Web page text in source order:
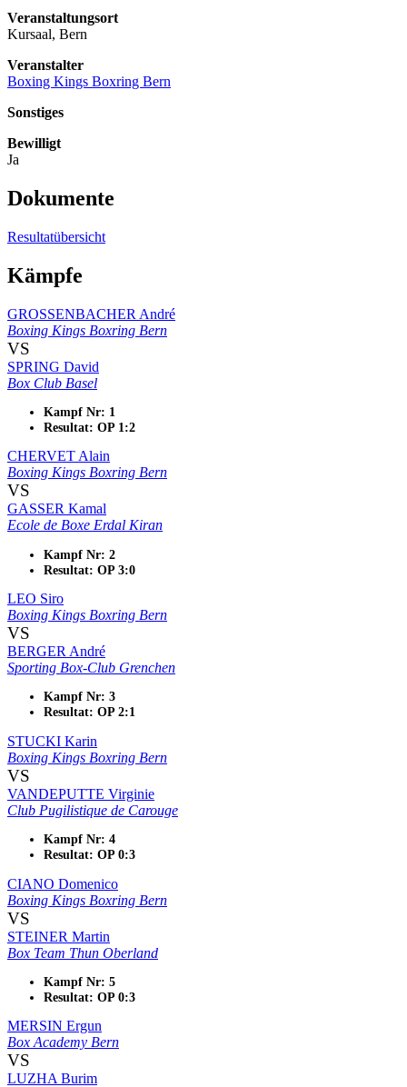
Veranstaltungsort
Kursaal, Bern
Veranstalter
Boxing Kings Boxring Bern
Sonstiges
Bewilligt
Ja
Dokumente
Resultatübersicht
Kämpfe
GROSSENBACHER André
Boxing Kings Boxring Bern
VS
SPRING David
Box Club Basel
Kampf Nr: 1
Resultat: OP 1:2
CHERVET Alain
Boxing Kings Boxring Bern
VS
GASSER Kamal
Ecole de Boxe Erdal Kiran
Kampf Nr: 2
Resultat: OP 3:0
LEO Siro
Boxing Kings Boxring Bern
VS
BERGER André
Sporting Box-Club Grenchen
Kampf Nr: 3
Resultat: OP 2:1
STUCKI Karin
Boxing Kings Boxring Bern
VS
VANDEPUTTE Virginie
Club Pugilistique de Carouge
Kampf Nr: 4
Resultat: OP 0:3
CIANO Domenico
Boxing Kings Boxring Bern
VS
STEINER Martin
Box Team Thun Oberland
Kampf Nr: 5
Resultat: OP 0:3
MERSIN Ergun
Box Academy Bern
VS
LUZHA Burim